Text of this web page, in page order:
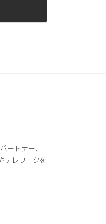
ートナー、
テレワークを